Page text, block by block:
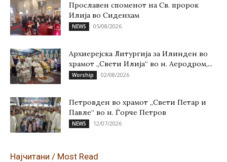
Прославен споменот на Св. пророк
Илија во Сиденхам
NEWS 05/08/2026
Архиерејска Литургија за Илинден во
храмот „Свети Илија“ во н. Аеродром,...
Worship 02/08/2026
Петровден во храмот „Свети Петар и
Павле“ во н. Ѓорче Петров
NEWS 12/07/2026
Најчитани / Most Read